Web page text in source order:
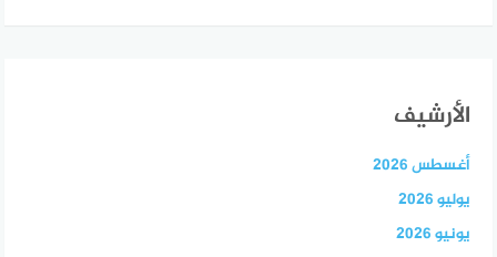
الأرشيف
أغسطس 2026
يوليو 2026
يونيو 2026